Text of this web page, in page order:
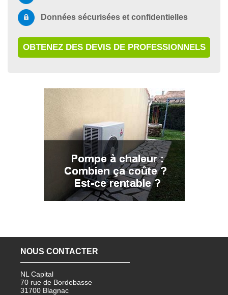
Données sécurisées et confidentielles
OBTENEZ DES DEVIS DE PROFESSIONNELS
NOUS CONTACTER
NL Capital
70 rue de Bordebasse
31700 Blagnac